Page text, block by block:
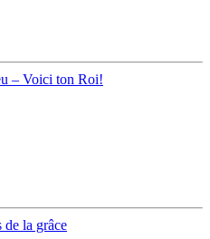
– Voici ton Roi!
de la grâce